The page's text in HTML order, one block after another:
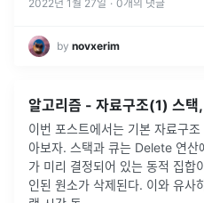
2022년 1월 27일 · 0개의 댓글
by novxerim
알고리즘 - 자료구조(1) 스택,
이번 포스트에서는 기본 자료구
아보자. 스택과 큐는 Delete 연산
가 미리 결정되어 있는 동적 집합
인된 원소가 삭제된다. 이와 유사